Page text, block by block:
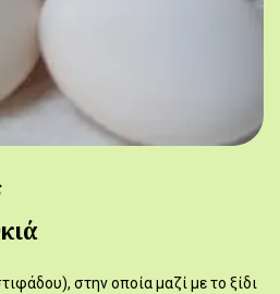
στην οποία μαζί με το ξίδι